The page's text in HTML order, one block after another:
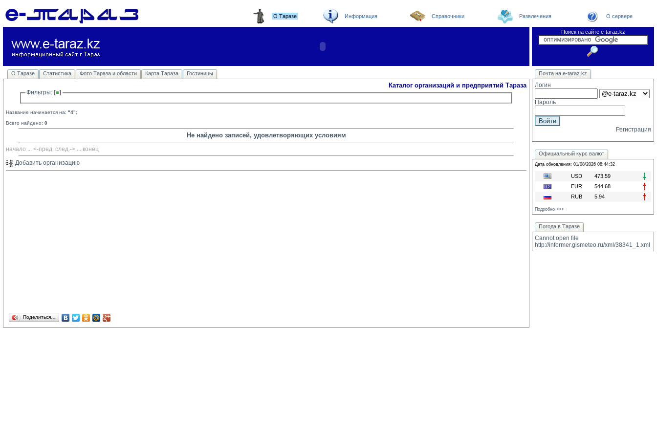
О Таразе Информация Справочники Развлечения О сервере
Поиск на сайте e-taraz.kz
О Таразе Статистика Фото Тараза и области Карта Тараза Гостиницы Новости Погода в Таразе
Телефоный справочник
Видеоконференция
Новости e-taraz Замечания и предложения
Каталог организаций и предприятий Тараза
Фильтры:
Название начинается на: "4";
Всего найдено: 0
Не найдено записей, удовлетворяющих условиям
начало ... <-пред. след.-> ... конец
Добавить организацию
Поделиться…
Почта на e-taraz.kz
Логин
Пароль
Регистрация
Официальный курс валют
Дата обновления: 01/08/2026 08:44:32
USD
473.59
EUR
544.68
RUB
5.94
Подробно >>>
Погода в Таразе
Cannot open file
http://informer.gismeteo.ru/xml/38341_1.xml